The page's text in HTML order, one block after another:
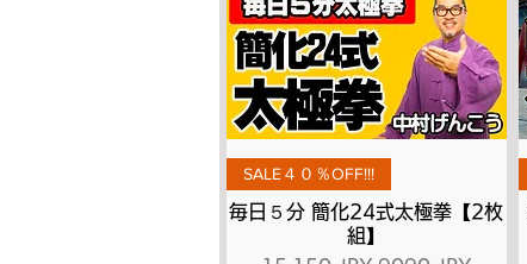
Vista rapida
SALE４０％OFF!!!
毎日５分 簡化24式太極拳【2枚
組】